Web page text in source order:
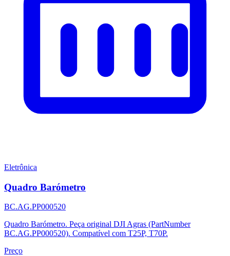
Eletrônica
Quadro Barómetro
BC.AG.PP000520
Quadro Barómetro. Peça original DJI Agras (PartNumber
BC.AG.PP000520). Compatível com T25P, T70P.
Preço